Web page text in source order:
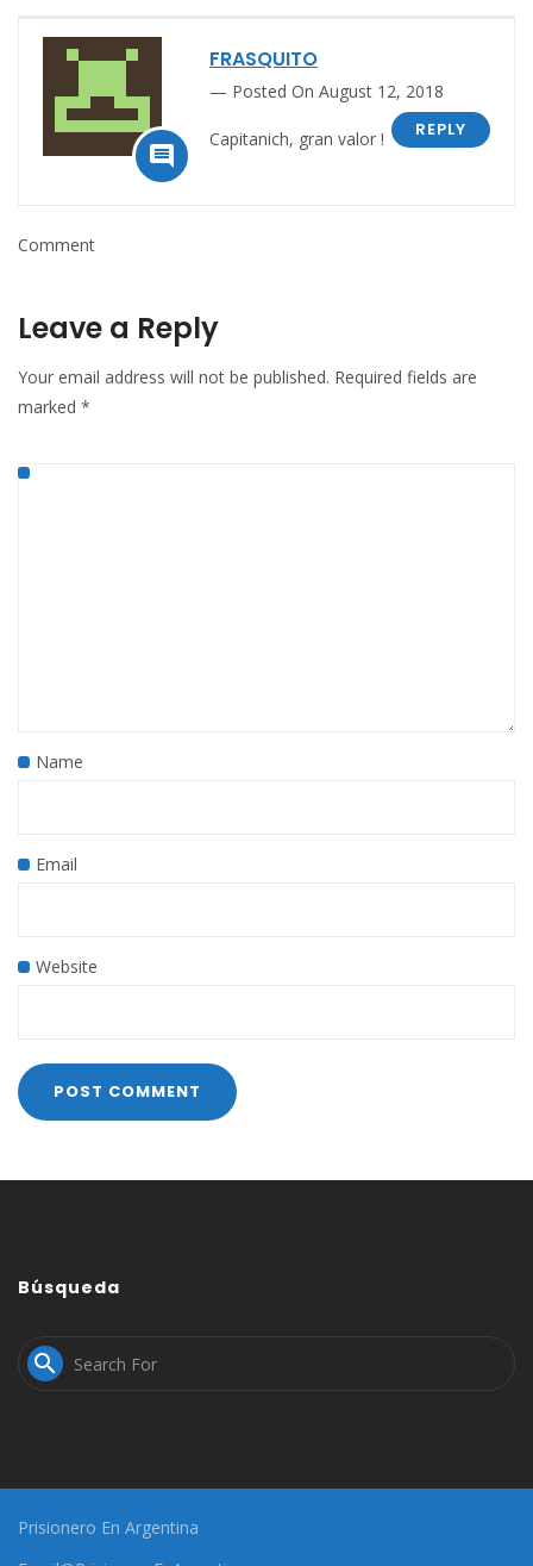

FRASQUITO
Posted On August 12, 2018
REPLY
Capitanich, gran valor !
Comment
Leave a Reply
Your email address will not be published. Required fields are
marked *
Name
Email
Website
Búsqueda

Prisionero En Argentina